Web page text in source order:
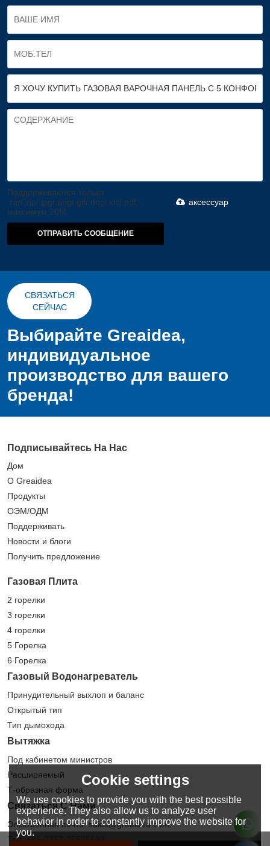
Поддерживаются только
.rar/.zip/.jpg/.png/.gif/.doc/.xls/.pdf,
максимум 20M
аксессуар
ОТПРАВИТЬ СООБЩЕНИЕ
СВЯЗАТЬСЯ
СЕЙЧАС
Выбирайте Greaidea,
индивидуальное
производство для вашего
бренда!
Подписывайтесь На Нас
Дом
О Greaidea
Продукты
ОЭМ/ОДМ
Поддерживать
Новости и блоги
Получить предложение
Газовая Плита
2 горелки
3 горелки
4 горелки
5 Горелка
6 Горелка
Газовый Водонагреватель
Принудительный выхлоп и баланс
Открытый тип
Тип дымохода
Вытяжка
Под кабинетом министров
Расширяемый
Т-образная форма
Связаться С Нами
Электронная почта: sales@greaidea.com.
Тел: +86-0757-25525502
Cookie settings
We use cookies to provide you with the best possible
experience. They also allow us to analyze user
behavior in order to constantly improve the website for
you.